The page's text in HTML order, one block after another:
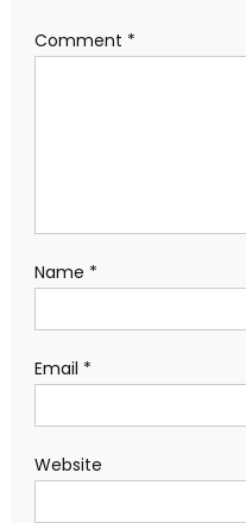
Comment *
Name *
Email *
Website